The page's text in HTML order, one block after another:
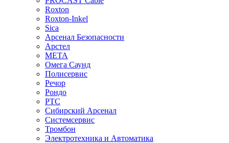
Roxton
Roxton-Inkel
Sica
Арсенал Безопасности
Арстел
МЕТА
Омега Саунд
Полисервис
Речор
Рондо
РТС
Сибирский Арсенал
Системсервис
Тромбон
Электротехника и Автоматика